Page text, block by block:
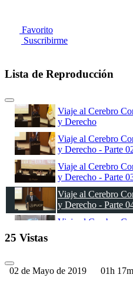
Favorito
Suscribirme
Lista de Reproducción
Viaje al Cerebro
y Derecho
Viaje al Cerebro
y Derecho - Parte
Viaje al Cerebro
y Derecho - Parte
Viaje al Cerebro
y Derecho - Parte
Viaje al Cerebro
Viaje al Cerebro
25 Vistas
02 de Mayo de 2019 01h 17m